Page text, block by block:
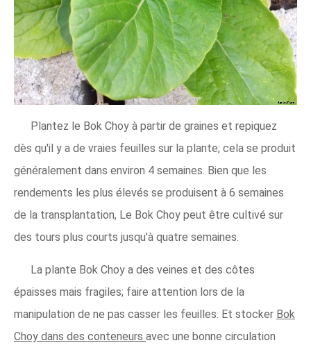
Plantez le Bok Choy à partir de graines et repiquez
dès qu'il y a de vraies feuilles sur la plante; cela se produit
généralement dans environ 4 semaines. Bien que les
rendements les plus élevés se produisent à 6 semaines
de la transplantation, Le Bok Choy peut être cultivé sur
des tours plus courts jusqu'à quatre semaines.
La plante Bok Choy a des veines et des côtes
épaisses mais fragiles; faire attention lors de la
manipulation de ne pas casser les feuilles. Et stocker Bok
Choy dans des conteneurs avec une bonne circulation